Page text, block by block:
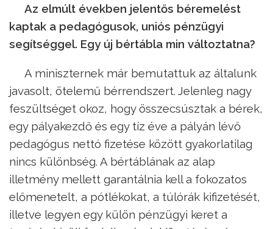
Az elmúlt években jelentős béremelést
kaptak a pedagógusok, uniós pénzügyi
segítséggel. Egy új bértábla min változtatna?
A miniszternek már bemutattuk az általunk
javasolt, ötelemű bérrendszert. Jelenleg nagy
feszültséget okoz, hogy összecsúsztak a bérek,
egy pályakezdő és egy tíz éve a pályán lévő
pedagógus nettó fizetése között gyakorlatilag
nincs különbség. A bértáblának az alap
illetmény mellett garantálnia kell a fokozatos
előmenetelt, a pótlékokat, a túlórák kifizetését,
illetve legyen egy külön pénzügyi keret a